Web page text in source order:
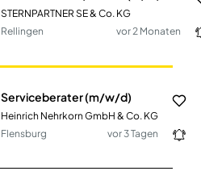
STERNPARTNER SE & Co. KG
Rellingen
vor 2 Monaten
Serviceberater (m/w/d)
Heinrich Nehrkorn GmbH & Co. KG
Flensburg
vor 3 Tagen